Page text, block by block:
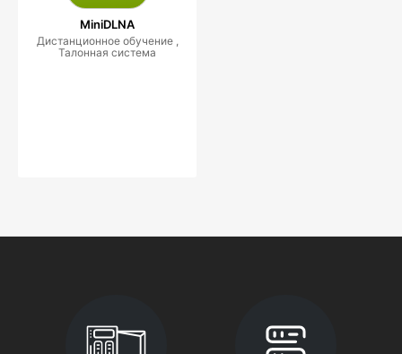
MiniDLNA
Дистанционное обучение ,
Талонная система